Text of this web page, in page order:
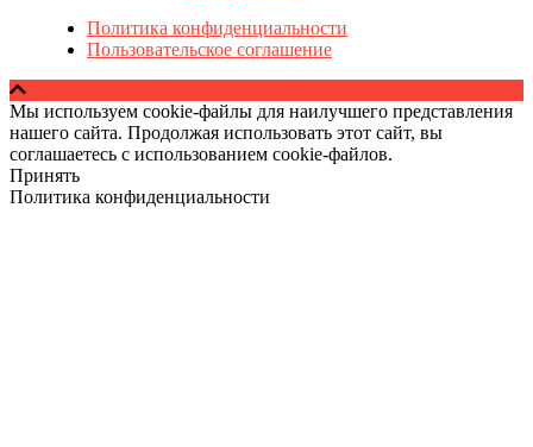
Политика конфиденциальности
Пользовательское соглашение
Мы используем cookie-файлы для наилучшего представления
нашего сайта. Продолжая использовать этот сайт, вы
соглашаетесь с использованием cookie-файлов.
Принять
Политика конфиденциальности